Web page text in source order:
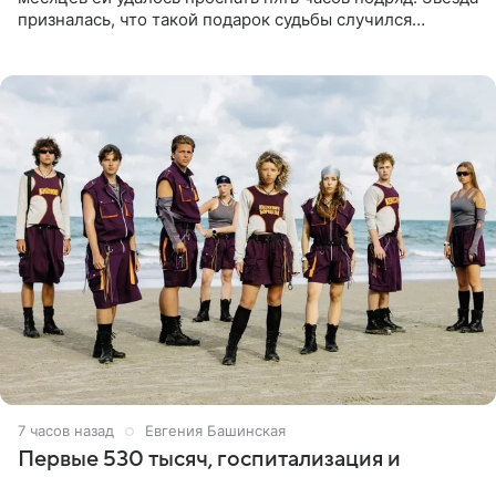
призналась, что такой подарок судьбы случился
7 часов назад Евгения Башинская
Первые 530 тысяч, госпитализация и